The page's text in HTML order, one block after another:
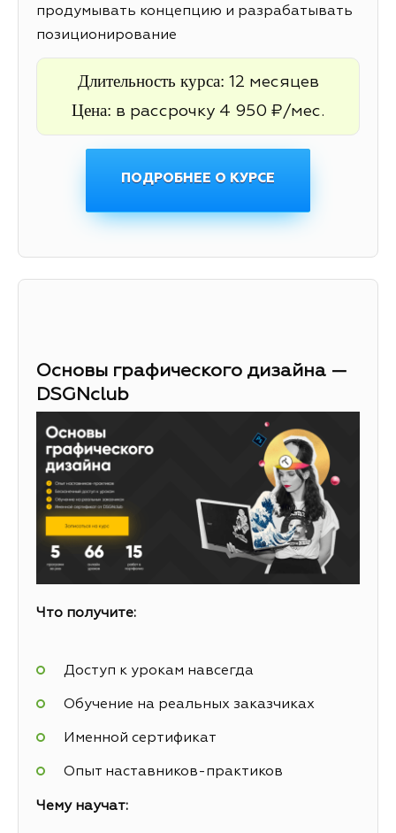
продумывать концепцию и разрабатывать
позиционирование
Длительность курса: 12 месяцев
Цена: в рассрочку 4 950 ₽/мес.
ПОДРОБНЕЕ О КУРСЕ
Основы графического дизайна —
DSGNclub
Что получите:
Доступ к урокам навсегда
Обучение на реальных заказчиках
Именной сертификат
Опыт наставников-практиков
Чему научат: